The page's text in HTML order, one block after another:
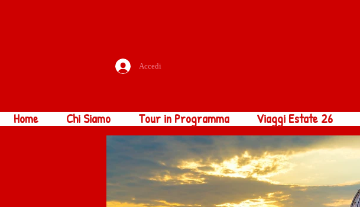
Accedi
Home Chi Siamo Tour in Programma Viaggi Estate 26